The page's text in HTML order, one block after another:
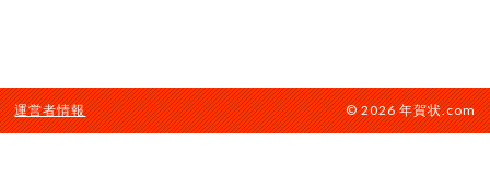
運営者情報 © 2026 年賀状.com